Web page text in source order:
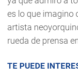
es lo que imagino
artista
rueda de prensa
TE PUEDE